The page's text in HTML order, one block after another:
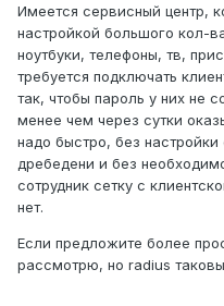
Имеется сервисный центр,
настройкой большого кол-
ноутбуки, телефоны, тв,
требуется подключать
так, чтобы пароль у них не
менее чем через сутки
надо быстро, без
дребедени и без
сотрудник сетку с
нет.
Если предложите более
рассмотрю, но radius